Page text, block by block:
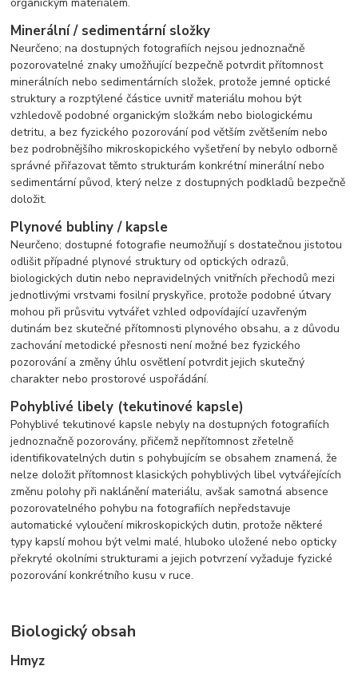
Minerální / sedimentární složky
Neurčeno; na dostupných fotografiích nejsou jednoznačně
pozorovatelné znaky umožňující bezpečně potvrdit přítomnost
minerálních nebo sedimentárních složek, protože jemné optické
struktury a rozptýlené částice uvnitř materiálu mohou být
vzhledově podobné organickým složkám nebo biologickému
detritu, a bez fyzického pozorování pod větším zvětšením nebo
bez podrobnějšího mikroskopického vyšetření by nebylo odborně
správné přiřazovat těmto strukturám konkrétní minerální nebo
sedimentární původ, který nelze z dostupných podkladů bezpečně
doložit.
Plynové bubliny / kapsle
Neurčeno; dostupné fotografie neumožňují s dostatečnou jistotou
odlišit případné plynové struktury od optických odrazů,
biologických dutin nebo nepravidelných vnitřních přechodů mezi
jednotlivými vrstvami fosilní pryskyřice, protože podobné útvary
mohou při průsvitu vytvářet vzhled odpovídající uzavřeným
dutinám bez skutečné přítomnosti plynového obsahu, a z důvodu
zachování metodické přesnosti není možné bez fyzického
pozorování a změny úhlu osvětlení potvrdit jejich skutečný
charakter nebo prostorové uspořádání.
Pohyblivé libely (tekutinové kapsle)
Pohyblivé tekutinové kapsle nebyly na dostupných fotografiích
jednoznačně pozorovány, přičemž nepřítomnost zřetelně
identifikovatelných dutin s pohybujícím se obsahem znamená, že
nelze doložit přítomnost klasických pohyblivých libel vytvářejících
změnu polohy při naklánění materiálu, avšak samotná absence
pozorovatelného pohybu na fotografiích nepředstavuje
automatické vyloučení mikroskopických dutin, protože některé
typy kapslí mohou být velmi malé, hluboko uložené nebo opticky
překryté okolními strukturami a jejich potvrzení vyžaduje fyzické
pozorování konkrétního kusu v ruce.
Biologický obsah
Hmyz